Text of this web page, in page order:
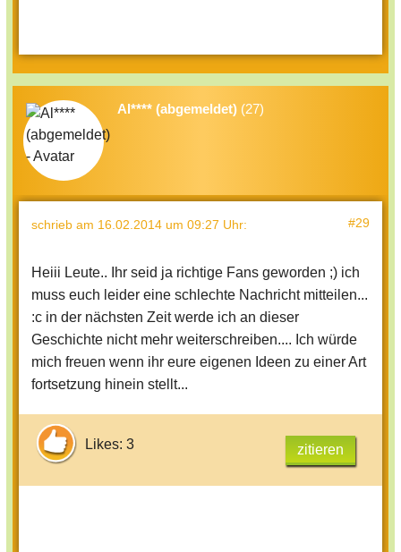
Al**** (abgemeldet) (27)
schrieb am 16.02.2014 um 09:27 Uhr: #29
Heiii Leute.. Ihr seid ja richtige Fans geworden ;) ich
muss euch leider eine schlechte Nachricht mitteilen...
:c in der nächsten Zeit werde ich an dieser
Geschichte nicht mehr weiterschreiben.... Ich würde
mich freuen wenn ihr eure eigenen Ideen zu einer Art
fortsetzung hinein stellt...
Likes: 3 zitieren